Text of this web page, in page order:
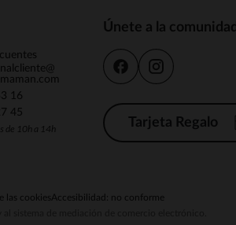
16
45
de 10h a 14h
Únete a la comunidad
Tarjeta Regalo
las cookiesAccesibilidad: no conforme